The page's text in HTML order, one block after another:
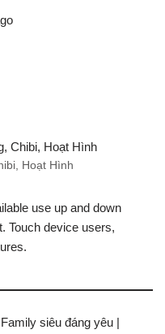
Hoạt Hình
use up and down
Touch device users,
siêu đáng yêu |